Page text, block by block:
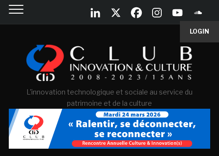
LOGIN
L'innovation technologique et sociale au service du
patrimoine et de la culture